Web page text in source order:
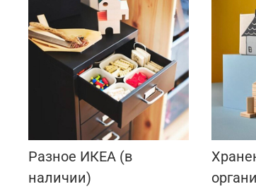
Разное ИКЕА (в
наличии)